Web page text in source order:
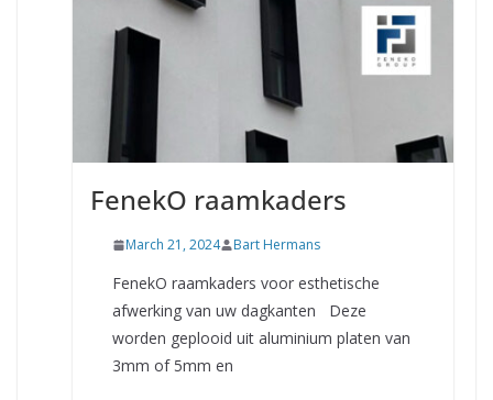
FenekO raamkaders
March 21, 2024 Bart Hermans
FenekO raamkaders voor esthetische
afwerking van uw dagkanten Deze
worden geplooid uit aluminium platen van
3mm of 5mm en